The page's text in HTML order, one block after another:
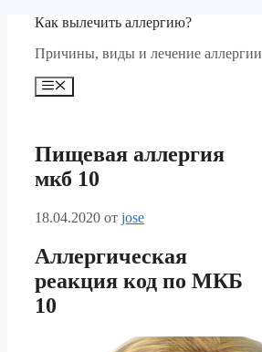
Перейти
содержимому
Как вылечить аллергию?
Причины, виды и лечение аллергии
Меню
Пищевая аллергия
мкб 10
18.04.2020 от jose
Аллергическая
реакция код по МКБ
10